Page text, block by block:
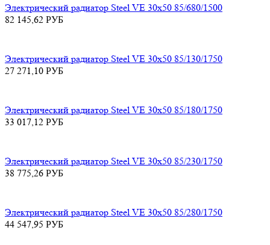
Электрический радиатор Steel VE 30х50 85/680/1500
82 145,62 РУБ
Электрический радиатор Steel VE 30х50 85/130/1750
27 271,10 РУБ
Электрический радиатор Steel VE 30х50 85/180/1750
33 017,12 РУБ
Электрический радиатор Steel VE 30х50 85/230/1750
38 775,26 РУБ
Электрический радиатор Steel VE 30х50 85/280/1750
44 547,95 РУБ